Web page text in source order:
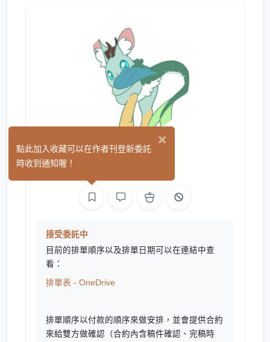
無鳥 (1)
接受委託中
目前的排單順序以及排單日期可以在連結中查
看：
排單表 - OneDrive
排單順序以付款的順序來做安排，並會提供合約
來給雙方做確認（合約內含稿件確認、完稿時
×
點此加入收藏可以在作者刊登新委託
時收到通知喔！